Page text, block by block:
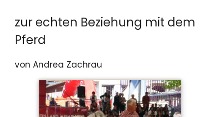
zur echten Beziehung mit dem
Pferd
von Andrea Zachrau